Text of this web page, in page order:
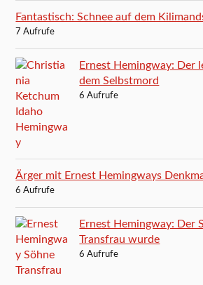
Fantastisch: Schnee auf dem
7 Aufrufe
Ernest Hemingway: Der
dem Selbstmord
6 Aufrufe
Ärger mit Ernest Hemingways
6 Aufrufe
Ernest Hemingway: Der
Transfrau wurde
6 Aufrufe